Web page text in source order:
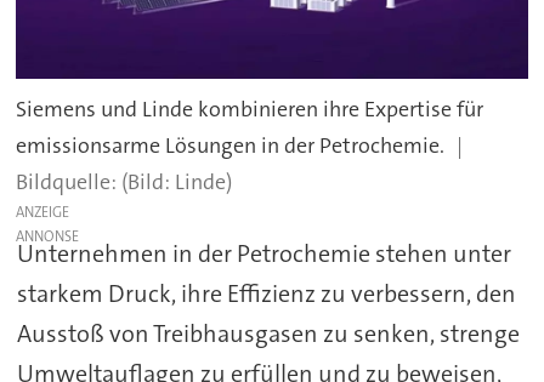
Siemens und Linde kombinieren ihre Expertise für
emissionsarme Lösungen in der Petrochemie.
(Bild: Linde)
ANZEIGE
Unternehmen in der Petrochemie stehen unter
starkem Druck, ihre Effizienz zu verbessern, den
Ausstoß von Treibhausgasen zu senken, strenge
Umweltauflagen zu erfüllen und zu beweisen,